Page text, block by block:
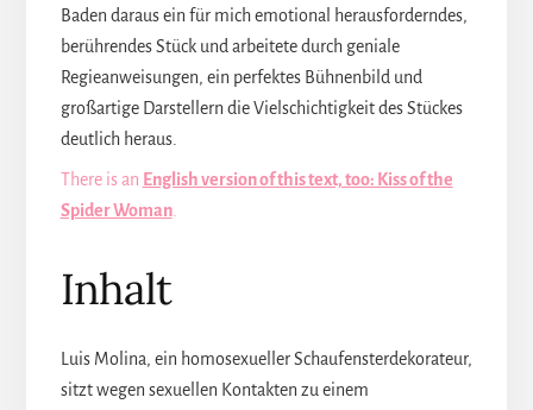
Baden daraus ein für mich emotional herausforderndes,
berührendes Stück und arbeitete durch geniale
Regieanweisungen, ein perfektes Bühnenbild und
großartige Darstellern die Vielschichtigkeit des Stückes
deutlich heraus.
There is an English version of this text, too: Kiss of the
Spider Woman.
Inhalt
Luis Molina, ein homosexueller Schaufensterdekorateur,
sitzt wegen sexuellen Kontakten zu einem